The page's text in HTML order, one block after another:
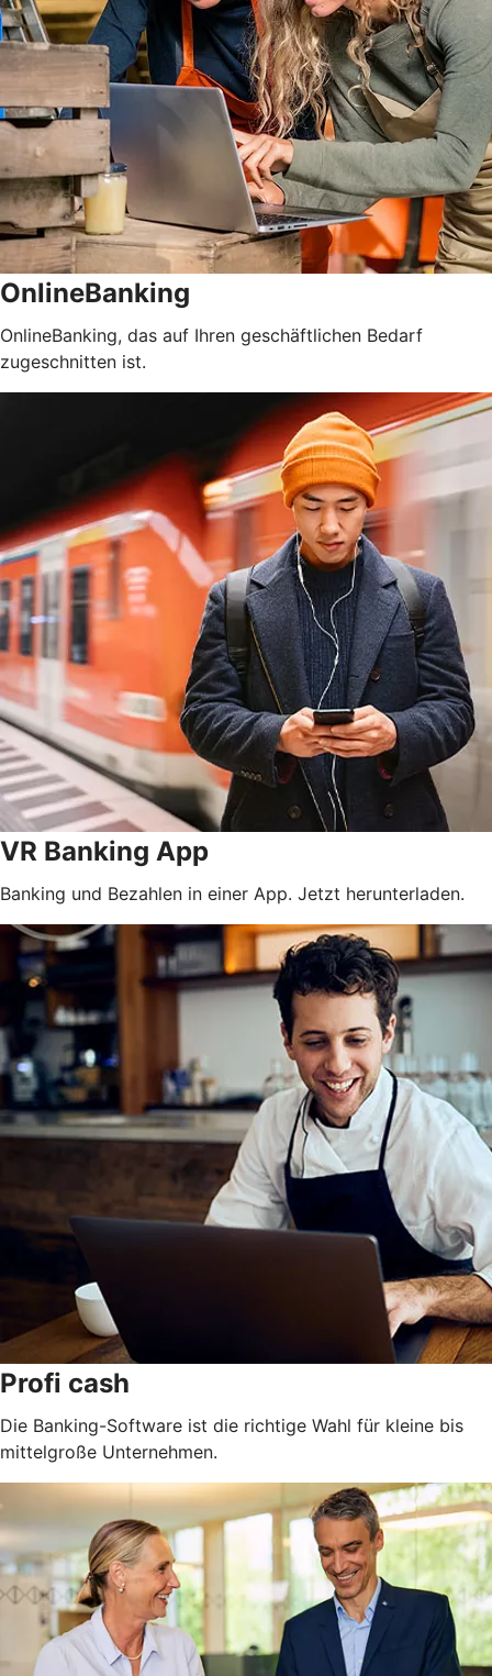
OnlineBanking
OnlineBanking, das auf Ihren geschäftlichen Bedarf
zugeschnitten ist.
VR Banking App
Banking und Bezahlen in einer App. Jetzt herunterladen.
Profi cash
Die Banking-Software ist die richtige Wahl für kleine bis
mittelgroße Unternehmen.